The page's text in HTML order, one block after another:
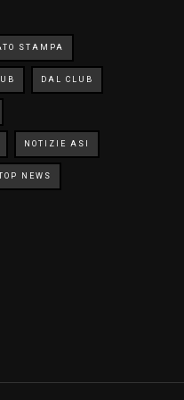
STAMPA
DAL CLUB
NOTIZIE ASI
NEWS